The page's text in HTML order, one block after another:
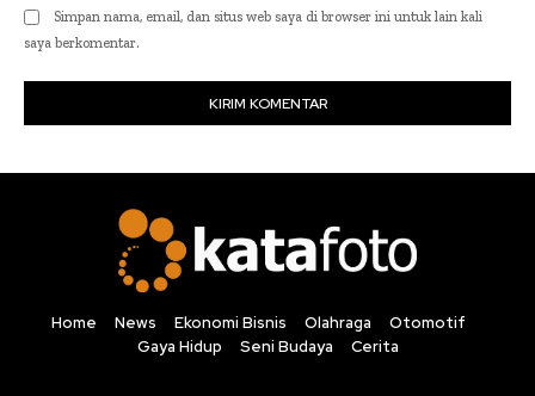
Simpan nama, email, dan situs web saya di browser ini untuk lain kali
saya berkomentar.
Home News Ekonomi Bisnis Olahraga
Otomotif
Gaya Hidup
Seni Budaya Cerita